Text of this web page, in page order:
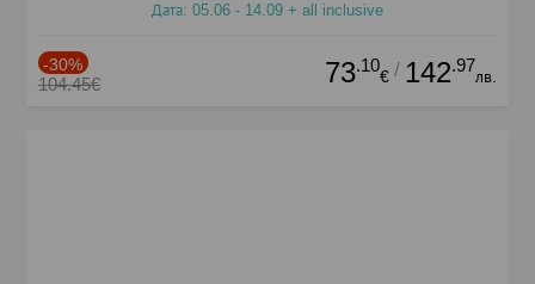
Дата: 05.06 - 14.09 + all inclusive
-30%
104.45€ 73.10
€ / 142.97
лв.